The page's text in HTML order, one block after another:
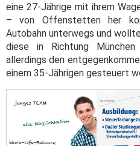
eine 27-Jährige mit ihrem
– von Offenstetten her
Autobahn unterwegs und
diese in Richtung
allerdings den
einem 35-Jährigen gesteuert